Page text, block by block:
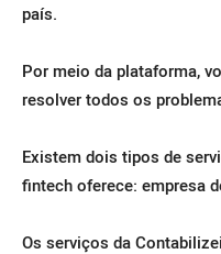
país.
Por meio da plataforma,
resolver todos os
Existem dois tipos de
fintech oferece: empresa
Os serviços da